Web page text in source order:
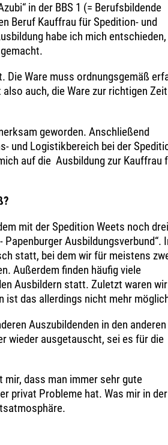
in der BBS 1 (= Berufsbildende
Beruf Kauffrau für Spedition- und
habe ich mich
Ware muss ordnungsgemäß
auch, die Ware zur richtigen
geworden. Anschließend
und Logistikbereich bei der
auf die Ausbildung zur Kauffrau
mit der Spedition Weets noch drei
Ausbildungsverbund“.
statt, bei dem wir für meistens
Außerdem finden häufig viele
Ausbildern statt. Zuletzt waren
ist das allerdings nicht mehr
Auszubildenden in den anderen
wieder ausgetauscht, sei es für die
dass man immer sehr gute
privat Probleme hat. Was mir in der